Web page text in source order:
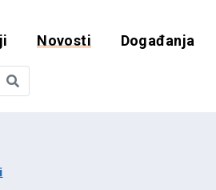
i
Novosti Događanja